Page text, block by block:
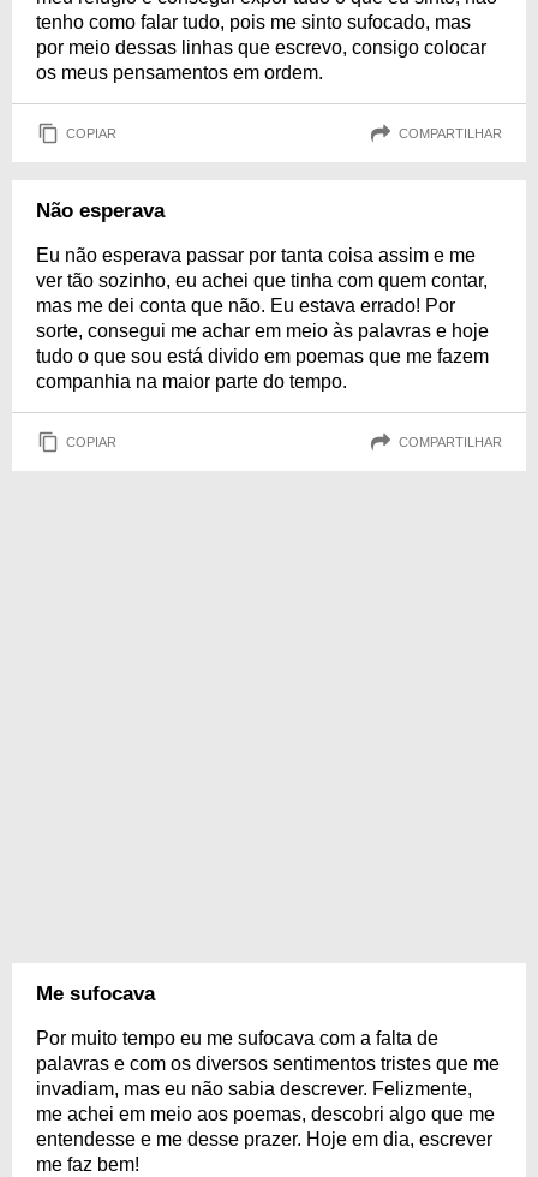
tenho como falar tudo, pois me sinto sufocado, mas
por meio dessas linhas que escrevo, consigo colocar
os meus pensamentos em ordem.
COPIAR COMPARTILHAR
Não esperava
Eu não esperava passar por tanta coisa assim e me
ver tão sozinho, eu achei que tinha com quem contar,
mas me dei conta que não. Eu estava errado! Por
sorte, consegui me achar em meio às palavras e hoje
tudo o que sou está divido em poemas que me fazem
companhia na maior parte do tempo.
COPIAR COMPARTILHAR
Me sufocava
Por muito tempo eu me sufocava com a falta de
palavras e com os diversos sentimentos tristes que me
invadiam, mas eu não sabia descrever. Felizmente,
me achei em meio aos poemas, descobri algo que me
entendesse e me desse prazer. Hoje em dia, escrever
me faz bem!